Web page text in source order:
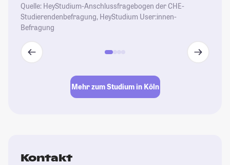
Quelle: HeyStudium-Anschlussfragebogen der CHE-
Studierendenbefragung, HeyStudium User:innen-
Befragung
Mehr zum Studium in Köln
Kontakt